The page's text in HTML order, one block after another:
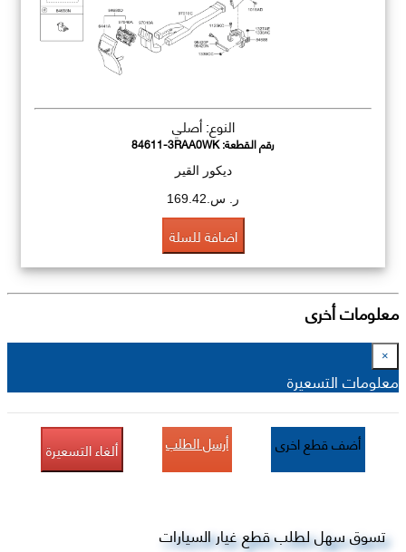
النوع: أصلي
رقم القطعة:84611-3RAA0WK
ديكور القير
ر. س.169.42
اضافة للسلة
معلومات أخرى
×
معلومات التسعيرة
أضف قطع اخرى أرسل الطلب ألغاء التسعيرة
تسوق سهل لطلب قطع غيار السيارات